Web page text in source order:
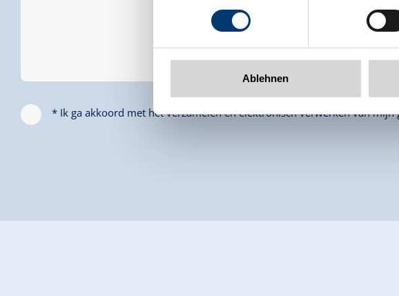
www.zillertalarena.com
Ablehnen
* Ik ga akkoord met het verzamelen en elektronisch verwerken van